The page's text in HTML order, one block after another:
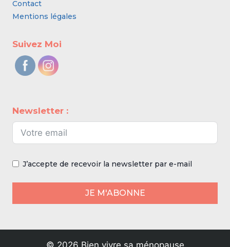
Contact
Mentions légales
Suivez Moi
Newsletter :
J’accepte de recevoir la newsletter par e-mail
JE M'ABONNE